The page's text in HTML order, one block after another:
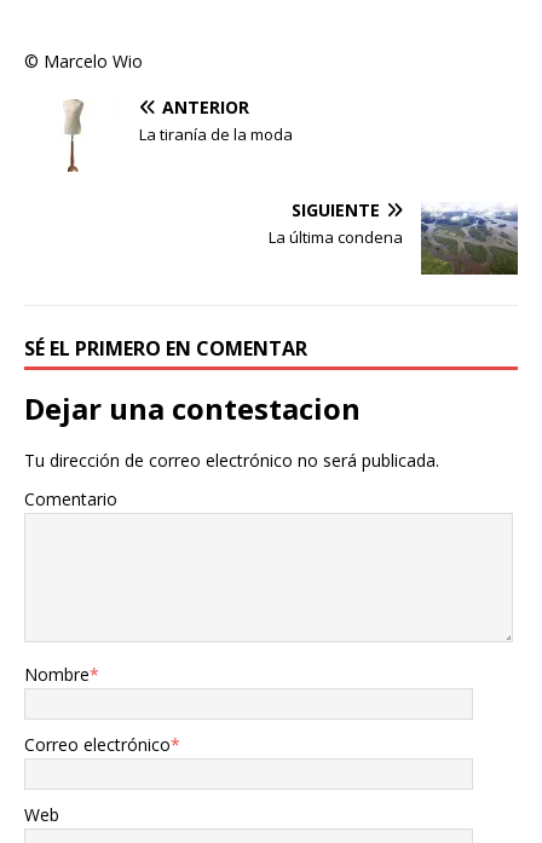
© Marcelo Wio
ANTERIOR
La tiranía de la moda
SIGUIENTE
La última condena
SÉ EL PRIMERO EN COMENTAR
Dejar una contestacion
Tu dirección de correo electrónico no será publicada.
Comentario
Nombre*
Correo electrónico*
Web